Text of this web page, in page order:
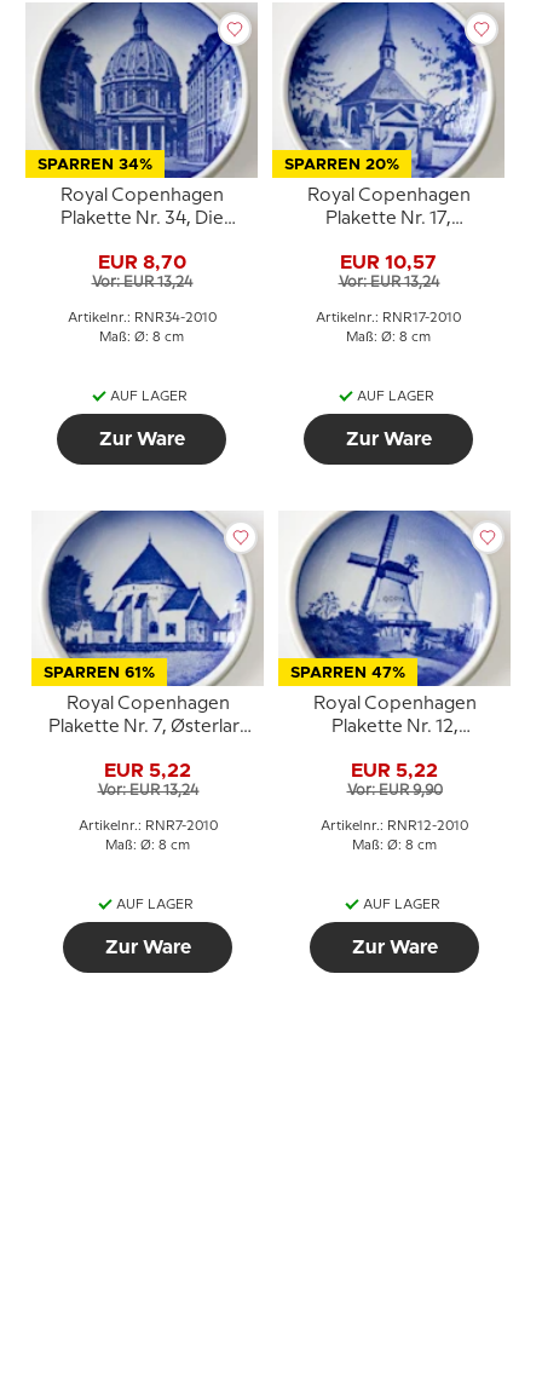
SPARREN 34%
Royal Copenhagen
Plakette Nr. 34, Die
EUR 8,70
Vor: EUR 13,24
Artikelnr.: RNR34-2010
Maß: Ø: 8 cm
AUF LAGER
Zur Ware
SPARREN 20%
Royal Copenhagen
Plakette Nr. 17,
EUR 10,57
Vor: EUR 13,24
Artikelnr.: RNR17-2010
Maß: Ø: 8 cm
AUF LAGER
Zur Ware
SPARREN 61%
Royal Copenhagen
Plakette Nr. 7, Østerlars
EUR 5,22
Vor: EUR 13,24
Artikelnr.: RNR7-2010
Maß: Ø: 8 cm
AUF LAGER
Zur Ware
SPARREN 47%
Royal Copenhagen
Plakette Nr. 12,
EUR 5,22
Vor: EUR 9,90
Artikelnr.: RNR12-2010
Maß: Ø: 8 cm
AUF LAGER
Zur Ware